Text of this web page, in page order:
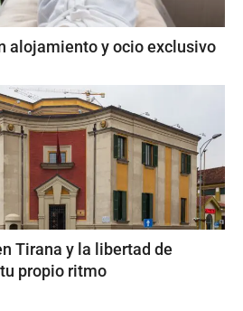
alojamiento y ocio exclusivo
Tirana y la libertad de
propio ritmo